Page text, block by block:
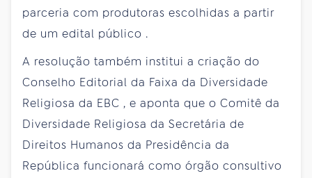
parceria com produtoras escolhidas a partir
de um edital público .
A resolução também institui a criação do
Conselho Editorial da Faixa da Diversidade
Religiosa da EBC , e aponta que o Comitê da
Diversidade Religiosa da Secretária de
Direitos Humanos da Presidência da
República funcionará como órgão consultivo